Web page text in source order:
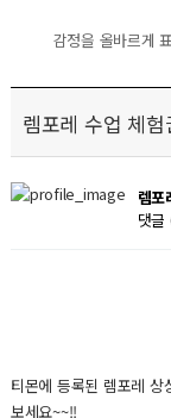
감정을 올바르게
렘포레 수업 체
렘포
댓글
티몬에 등록된 렘포레
보세요~~!!